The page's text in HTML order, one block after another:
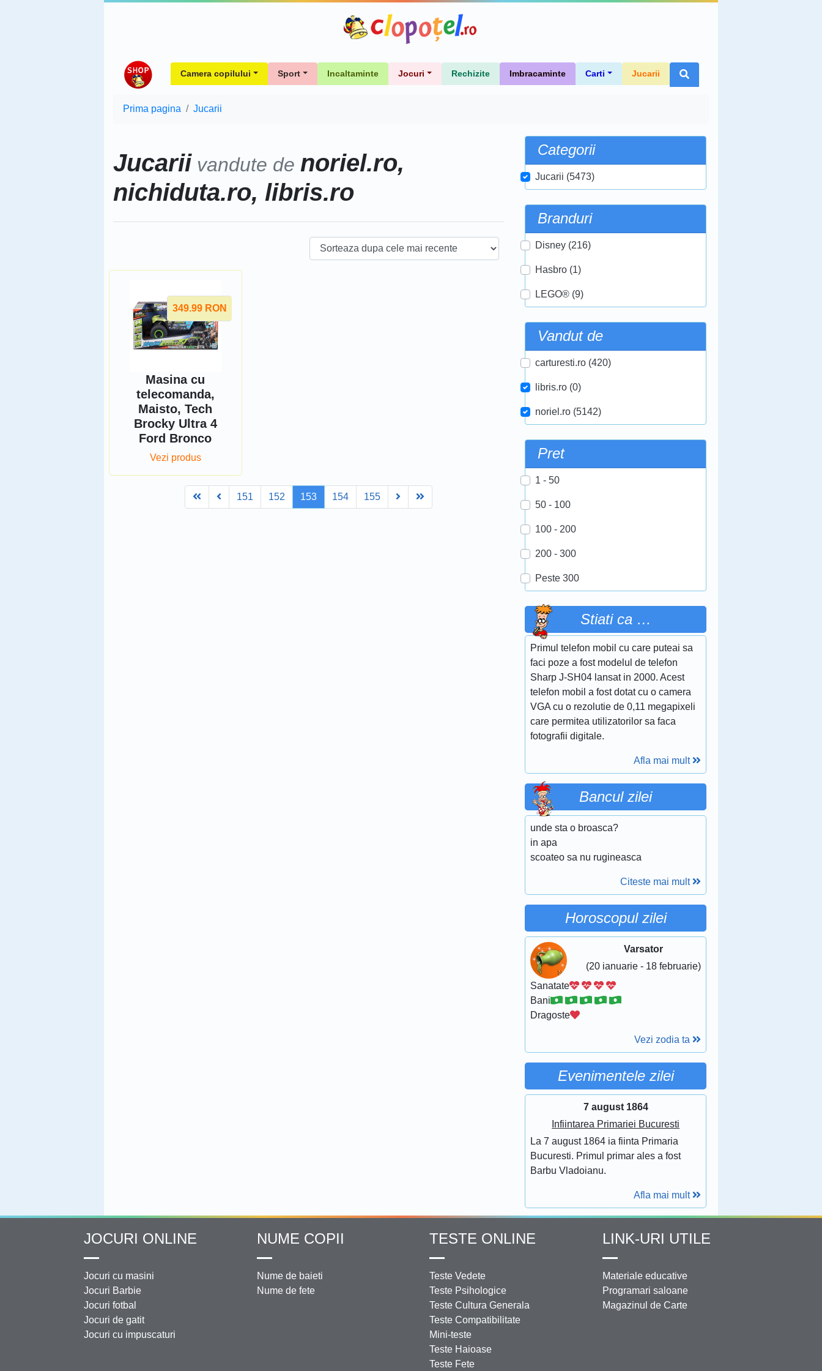
Camera copilului Sport Incaltaminte Jocuri Rechizite Imbracaminte Carti Jucarii
Prima pagina Jucarii
Jucarii vandute de noriel.ro,
nichiduta.ro, libris.ro
349.99 RON
Masina cu
telecomanda,
Maisto, Tech
Brocky Ultra 4
Ford Bronco
Vezi produs
FirstPrev151 152 153 154 155 Next
Categorii
Jucarii (5473)
Branduri
Disney (216)
Hasbro (1)
LEGO® (9)
Vandut de
carturesti.ro (420)
libris.ro (0)
noriel.ro (5142)
Pret
1 - 50
50 - 100
100 - 200
200 - 300
Peste 300
Stiati ca …
Primul telefon mobil cu care puteai sa
faci poze a fost modelul de telefon
Sharp J-SH04 lansat in 2000. Acest
telefon mobil a fost dotat cu o camera
VGA cu o rezolutie de 0,11 megapixeli
care permitea utilizatorilor sa faca
fotografii digitale.
Afla mai mult
Bancul zilei
unde sta o broasca?
in apa
scoateo sa nu rugineasca
Citeste mai mult
Horoscopul zilei
Varsator
(20 ianuarie - 18 februarie)
Sanatate
Bani
Dragoste
Vezi zodia ta
Evenimentele zilei
7 august 1864
Infiintarea Primariei Bucuresti
La 7 august 1864 ia fiinta Primaria
Bucuresti. Primul primar ales a fost
Barbu Vladoianu.
Afla mai mult
JOCURI ONLINE
Jocuri cu masini
Jocuri Barbie
Jocuri fotbal
Jocuri de gatit
Jocuri cu impuscaturi
NUME COPII
Nume de baieti
Nume de fete
TESTE ONLINE
Teste Vedete
Teste Psihologice
Teste Cultura Generala
Teste Compatibilitate
Mini-teste
Teste Haioase
Teste Fete
LINK-URI UTILE
Materiale educative
Programari saloane
Magazinul de Carte